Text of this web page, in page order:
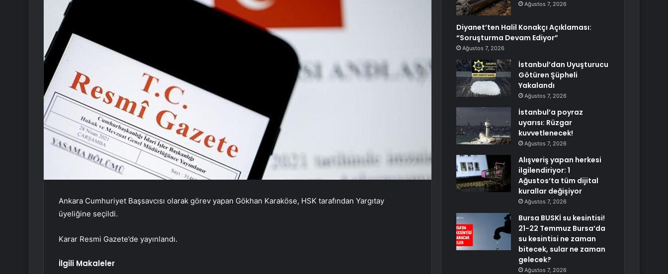
Ankara Cumhuriyet Başsavcısı olarak görev yapan Gökhan Karaköse, HSK tarafından Yargıtay
üyeliğine seçildi.
Karar Resmi Gazete’de yayınlandı.
İlgili Makaleler
Ağustos 7, 2026
Diyanet’ten Halil Konakçı Açıklaması:
“Soruşturma Devam Ediyor”
Ağustos 7, 2026
İstanbul’dan Uyuşturucu
Götüren Şüpheli
Yakalandı
Ağustos 7, 2026
İstanbul’a poyraz
uyarısı: Rüzgar
kuvvetlenecek!
Ağustos 7, 2026
Alışveriş yapan herkesi
ilgilendiriyor: 1
Ağustos’ta tüm dijital
kurallar değişiyor
Ağustos 7, 2026
Bursa BUSKİ su kesintisi!
21-22 Temmuz Bursa’da
su kesintisi ne zaman
bitecek, sular ne zaman
gelecek?
Ağustos 7, 2026